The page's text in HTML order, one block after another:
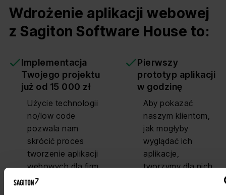
Wdrożenie aplikacji webowej
z Sagiton Software House to:
Implementacja
Twojego projektu
już od 15 000 zł
Użycie technologii
no/low code
pozwala nam
skrócić proces
tworzenie aplikacji
webowych dla firm
naszych klientów i
Pierwszy
prototyp aplikacji
w godzinę
Aby pokazać
naszym klientom,
jak mogłyby
wyglądać ich
aplikacje,
tworzymy dla nich